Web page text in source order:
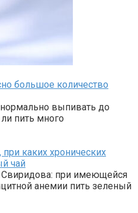
большое количество
выпивать до
пить много
каких хронических
чай
Свиридова: при имеющейся
анемии пить зеленый